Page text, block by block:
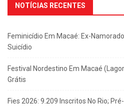
NOTÍCIAS RECENTES
Feminicídio Em Macaé: Ex-
Suicídio
Festival Nordestino Em Macaé
Grátis
Fies 2026: 9.209 Inscritos No Rio;